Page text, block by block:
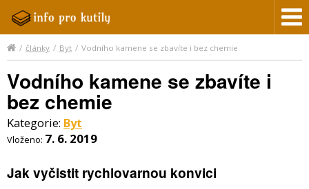
/ články / Byt / Vodního kamene se zbavíte i bez chemie
Vodního kamene se zbavíte i
bez chemie
Kategorie: Byt
Vloženo: 7. 6. 2019
Jak vyčistit rychlovarnou konvici